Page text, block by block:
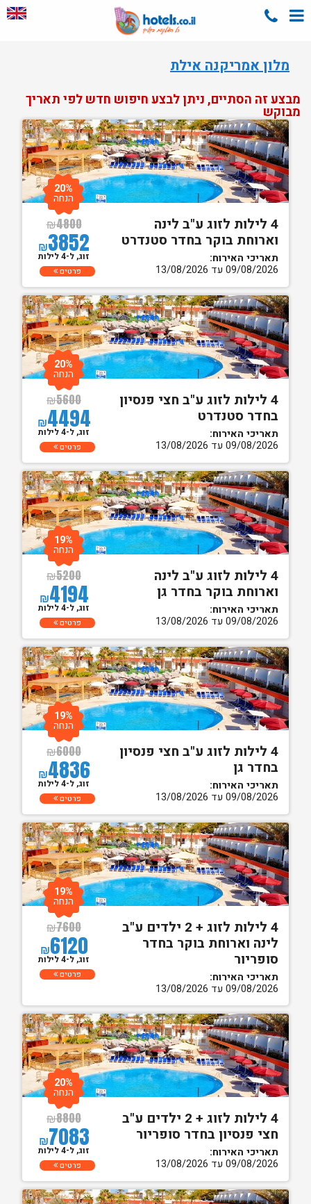
מלון אמריקנה אילת
מבצע זה הסתיים, ניתן לבצע חיפוש חדש לפי תאריך
מבוקש
4 לילות לזוג ע"ב לינה
וארוחת בוקר בחדר סטנדרט
תאריכי האירוח:
09/08/2026 עד 13/08/2026
₪4800
₪3852
20%
הנחה
זוג, ל-4 לילות
פרטים
4 לילות לזוג ע"ב חצי פנסיון
בחדר סטנדרט
תאריכי האירוח:
09/08/2026 עד 13/08/2026
₪5600
₪4494
20%
הנחה
זוג, ל-4 לילות
פרטים
4 לילות לזוג ע"ב לינה
וארוחת בוקר בחדר גן
תאריכי האירוח:
09/08/2026 עד 13/08/2026
₪5200
₪4194
19%
הנחה
זוג, ל-4 לילות
פרטים
4 לילות לזוג ע"ב חצי פנסיון
בחדר גן
תאריכי האירוח:
09/08/2026 עד 13/08/2026
₪6000
₪4836
19%
הנחה
זוג, ל-4 לילות
פרטים
4 לילות לזוג + 2 ילדים ע"ב
לינה וארוחת בוקר בחדר
סופריור
תאריכי האירוח:
09/08/2026 עד 13/08/2026
₪7600
₪6120
19%
הנחה
זוג, ל-4 לילות
פרטים
4 לילות לזוג + 2 ילדים ע"ב
חצי פנסיון בחדר סופריור
תאריכי האירוח:
09/08/2026 עד 13/08/2026
₪8800
₪7083
20%
הנחה
זוג, ל-4 לילות
פרטים